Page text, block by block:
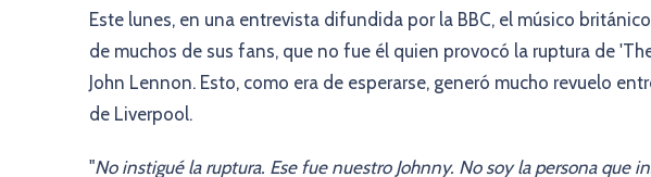
Este lunes, en una entrevista difundida por la BBC, el músico
de muchos de sus fans, que no fue él quien provocó la ruptura de
John Lennon. Esto, como era de esperarse, generó mucho revuelo
de Liverpool.
"No instigué la ruptura. Ese fue nuestro Johnny. No soy la persona que